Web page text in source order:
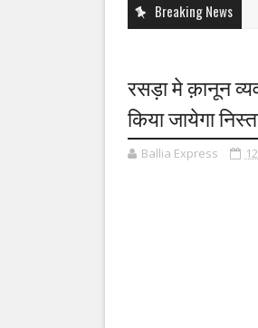
Breaking News
रसड़ा मे क़ानून
किया जायेगा
Ballia Express